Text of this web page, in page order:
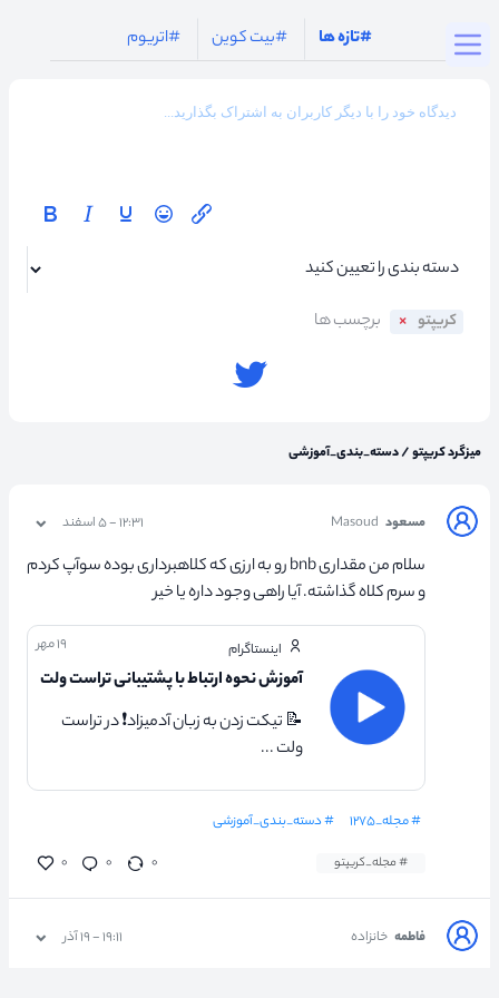
#تازه ها #بیت کوین #اتریوم
کریپتو
میزگرد کریپتو/دسته_بندی_آموزشی
مسعود Masoud ۱۲:۳۱ - ۵ اسفند
سلام من مقداری bnb رو به ارزی که کلاهبرداری بوده سوآپ کردم
و سرم کلاه گذاشته. آیا راهی وجود داره یا خیر
اینستاگرام ۱۹ مهر
آموزش نحوه ارتباط با پشتیبانی تراست ولت
📝 تیکت زدن به زبان آدمیزاد❗ در تراست
ولت ...
# مجله_۱۲۷۵ # دسته_بندی_آموزشی
# مجله_کریپتو ۰ ۰ ۰
فاطمه خانزاده ۱۹:۱۱ - ۱۹ آذر